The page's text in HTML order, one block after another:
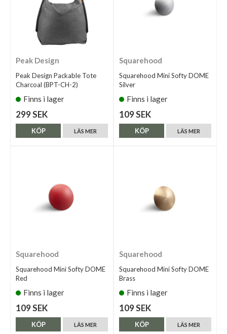
Peak Design
Peak Design Packable Tote
Charcoal (BPT-CH-2)
Finns i lager
299 SEK
LÄS MER
KÖP
Squarehood
Squarehood Mini Softy DOME
Silver
Finns i lager
109 SEK
LÄS MER
KÖP
Squarehood
Squarehood Mini Softy DOME
Red
Finns i lager
109 SEK
LÄS MER
KÖP
Squarehood
Squarehood Mini Softy DOME
Brass
Finns i lager
109 SEK
LÄS MER
KÖP